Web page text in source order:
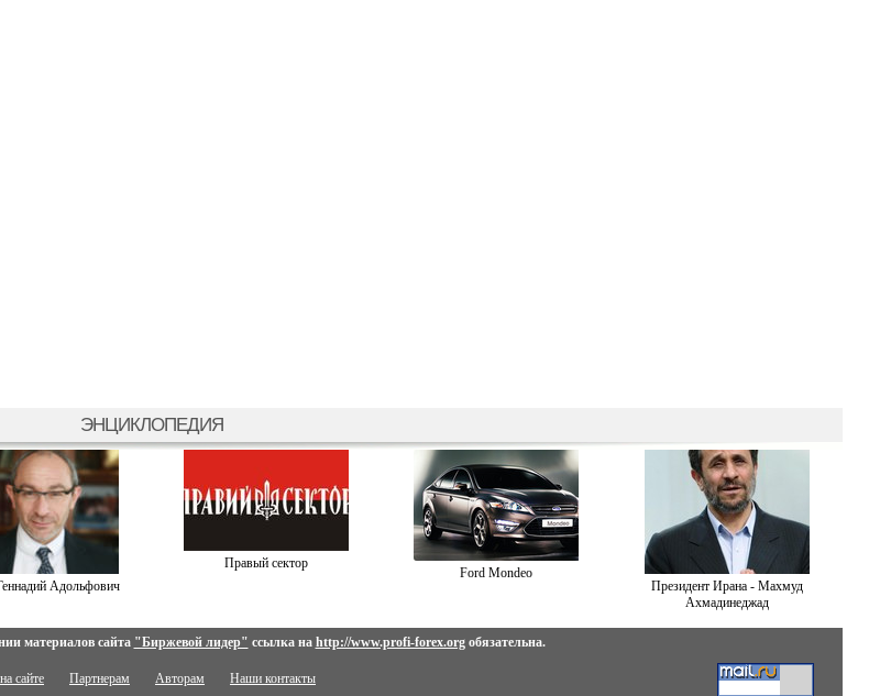
ЭНЦИКЛОПЕДИЯ
Адольфович
Правый сектор
Ford Mondeo
Президент Ирана - Махмуд
Ахмадинеджад
материалов сайта "Биржевой лидер" ссылка на http://www.profi-forex.orgобязательна.
сайте Партнерам Авторам Наши контакты